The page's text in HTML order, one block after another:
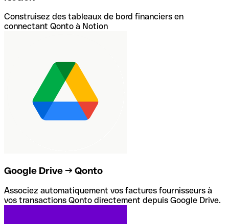
Construisez des tableaux de bord financiers en
connectant Qonto à Notion
Google Drive → Qonto
Associez automatiquement vos factures fournisseurs à
vos transactions Qonto directement depuis Google Drive.